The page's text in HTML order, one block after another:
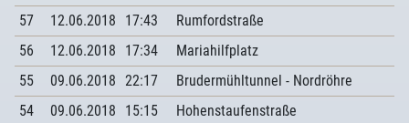
57
12.06.2018 17:43
Rumfordstraße
56
12.06.2018 17:34
Mariahilfplatz
55
09.06.2018 22:17
Brudermühltunnel - Nordröhre
54
09.06.2018 15:15
Hohenstaufenstraße